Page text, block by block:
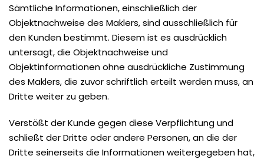
Sämtliche Informationen, einschließlich der
Objektnachweise des Maklers, sind ausschließlich für
den Kunden bestimmt. Diesem ist es ausdrücklich
untersagt, die Objektnachweise und
Objektinformationen ohne ausdrückliche Zustimmung
des Maklers, die zuvor schriftlich erteilt werden muss, an
Dritte weiter zu geben.
Verstößt der Kunde gegen diese Verpflichtung und
schließt der Dritte oder andere Personen, an die der
Dritte seinerseits die Informationen weitergegeben hat,